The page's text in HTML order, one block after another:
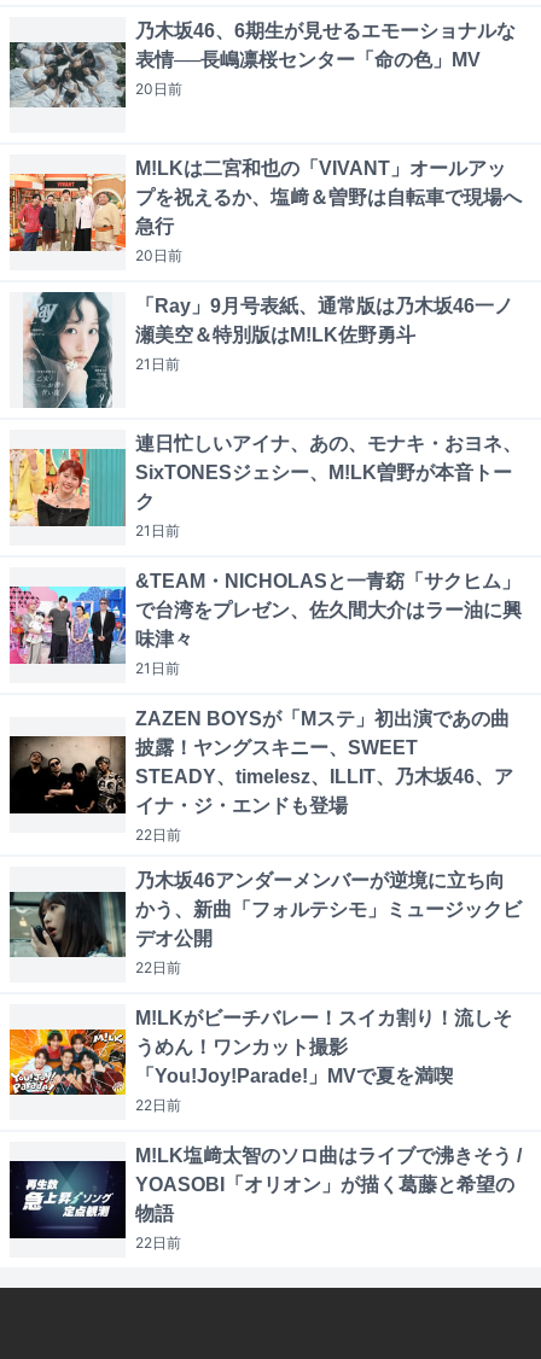
乃木坂46、6期生が見せるエモーショナルな
表情──長嶋凛桜センター「命の色」MV
20日前
M!LKは二宮和也の「VIVANT」オールアッ
プを祝えるか、塩﨑＆曽野は自転車で現場へ
急行
20日前
「Ray」9月号表紙、通常版は乃木坂46一ノ
瀬美空＆特別版はM!LK佐野勇斗
21日前
連日忙しいアイナ、あの、モナキ・おヨネ、
SixTONESジェシー、M!LK曽野が本音トー
ク
21日前
&TEAM・NICHOLASと一青窈「サクヒム」
で台湾をプレゼン、佐久間大介はラー油に興
味津々
21日前
ZAZEN BOYSが「Mステ」初出演であの曲
披露！ヤングスキニー、SWEET
STEADY、timelesz、ILLIT、乃木坂46、ア
イナ・ジ・エンドも登場
22日前
乃木坂46アンダーメンバーが逆境に立ち向
かう、新曲「フォルテシモ」ミュージックビ
デオ公開
22日前
M!LKがビーチバレー！スイカ割り！流しそ
うめん！ワンカット撮影
「You!Joy!Parade!」MVで夏を満喫
22日前
M!LK塩﨑太智のソロ曲はライブで沸きそう /
YOASOBI「オリオン」が描く葛藤と希望の
物語
22日前